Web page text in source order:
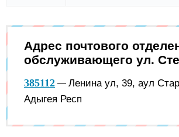
Адрес почтового
обслуживающего ул.
385112 — Ленина ул, 39, аул
Адыгея Респ